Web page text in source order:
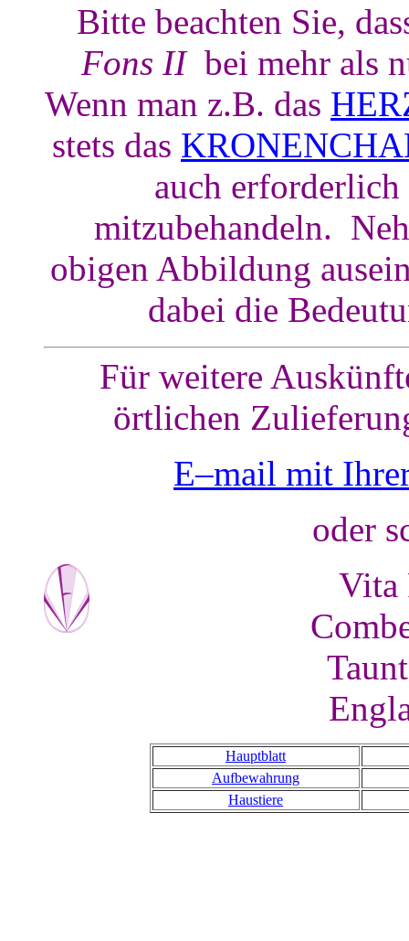
Bitte beachten Sie,
Fons II bei mehr als
Wenn man z.B. das
stets das
auch
mitzubehandeln.
obigen Abbildung
dabei die
Für weitere
örtlichen
E–mail mit
oder
Vita
Hauptblatt
Aufbewahrung
Haustiere